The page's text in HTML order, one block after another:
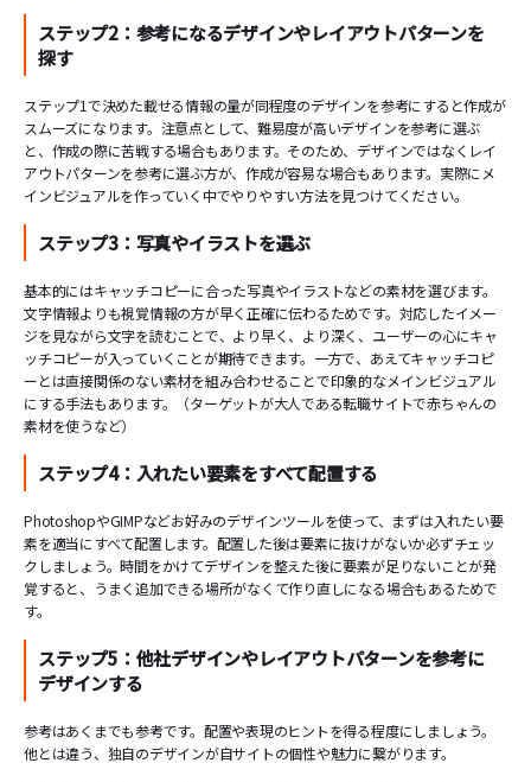
ステップ2：参考になるデザインやレイアウトパターンを
探す
ステップ1で決めた載せる情報の量が同程度のデザインを参考にすると作成が
スムーズになります。注意点として、難易度が高いデザインを参考に選ぶ
と、作成の際に苦戦する場合もあります。そのため、デザインではなくレイ
アウトパターンを参考に選ぶ方が、作成が容易な場合もあります。実際にメ
インビジュアルを作っていく中でやりやすい方法を見つけてください。
ステップ3：写真やイラストを選ぶ
基本的にはキャッチコピーに合った写真やイラストなどの素材を選びます。
文字情報よりも視覚情報の方が早く正確に伝わるためです。対応したイメー
ジを見ながら文字を読むことで、より早く、より深く、ユーザーの心にキャ
ッチコピーが入っていくことが期待できます。一方で、あえてキャッチコピ
ーとは直接関係のない素材を組み合わせることで印象的なメインビジュアル
にする手法もあります。（ターゲットが大人である転職サイトで赤ちゃんの
素材を使うなど）
ステップ4：入れたい要素をすべて配置する
PhotoshopやGIMPなどお好みのデザインツールを使って、まずは入れたい要
素を適当にすべて配置します。配置した後は要素に抜けがないか必ずチェッ
クしましょう。時間をかけてデザインを整えた後に要素が足りないことが発
覚すると、うまく追加できる場所がなくて作り直しになる場合もあるためで
す。
ステップ5：他社デザインやレイアウトパターンを参考に
デザインする
参考はあくまでも参考です。配置や表現のヒントを得る程度にしましょう。
他とは違う、独自のデザインが自サイトの個性や魅力に繋がります。